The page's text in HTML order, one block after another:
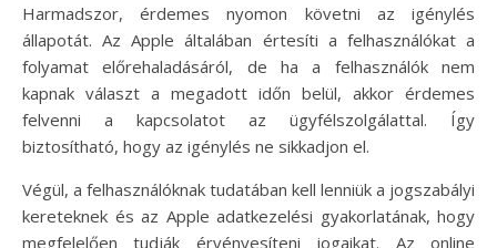
Harmadszor, érdemes nyomon követni az igénylés
állapotát. Az Apple általában értesíti a felhasználókat a
folyamat előrehaladásáról, de ha a felhasználók nem
kapnak választ a megadott időn belül, akkor érdemes
felvenni a kapcsolatot az ügyfélszolgálattal. Így
biztosítható, hogy az igénylés ne sikkadjon el.
Végül, a felhasználóknak tudatában kell lenniük a jogszabályi
kereteknek és az Apple adatkezelési gyakorlatának, hogy
megfelelően tudják érvényesíteni jogaikat. Az online